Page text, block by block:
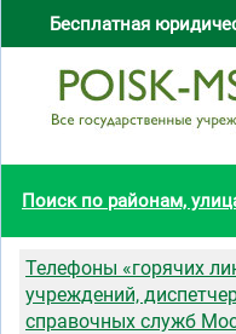
Бесплатная
Поиск по районам,
Телефоны «горячих
учреждений,
справочных служб